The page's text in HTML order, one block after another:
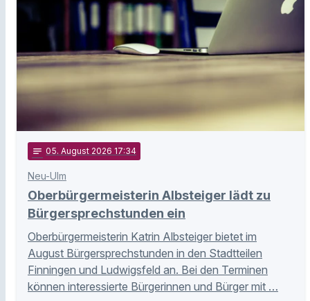
notes 05. August 2026 17:34
Neu-Ulm
Oberbürgermeisterin Albsteiger lädt zu
Bürgersprechstunden ein
Oberbürgermeisterin Katrin Albsteiger bietet im
August Bürgersprechstunden in den Stadtteilen
Finningen und Ludwigsfeld an. Bei den Terminen
können interessierte Bürgerinnen und Bürger mit …